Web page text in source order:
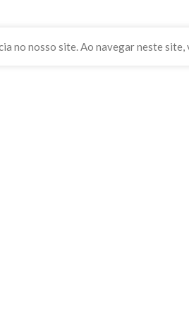
no nosso site. Ao navegar neste site,